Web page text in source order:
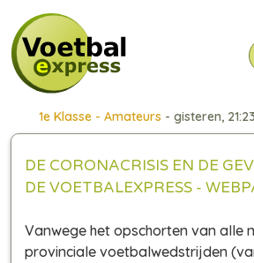
1e Klasse - Amateurs - gisteren,
DE CORONACRISIS EN DE
DE VOETBALEXPRESS -
Vanwege het opschorten van alle
provinciale voetbalwedstrijden